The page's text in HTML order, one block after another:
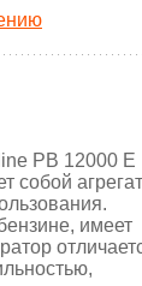
PB 12000 E
собой агрегат
имеет